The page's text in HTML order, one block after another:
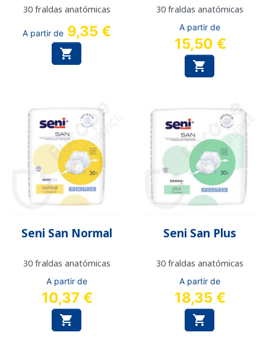
30 fraldas anatómicas
A partir de 9,35 €

30 fraldas anatómicas
A partir de
15,50 €

Seni San Normal
30 fraldas anatómicas
A partir de
10,37 €

Seni San Plus
30 fraldas anatómicas
A partir de
18,35 €
